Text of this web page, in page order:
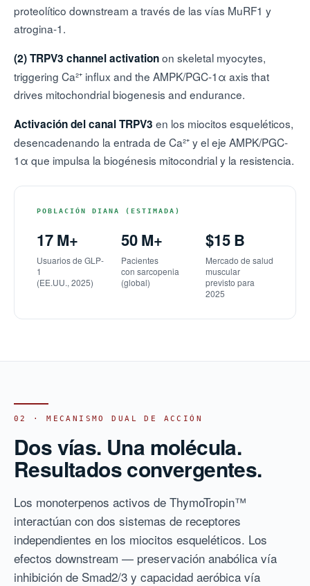
proteolítico downstream a través de las vías MuRF1 y
atrogina-1.
(2)TRPV3 channel activationon skeletal myocytes,
triggering Ca²⁺ influx and the AMPK/PGC-1α axis that
drives mitochondrial biogenesis and endurance.
Activación del canal TRPV3 en los miocitos esqueléticos,
desencadenando la entrada de Ca²⁺ y el eje AMPK/PGC-
1α que impulsa la biogénesis mitocondrial y la resistencia.
POBLACIÓN DIANA (ESTIMADA)
17 M+
Usuarios de GLP-
1
(EE.UU., 2025)
50 M+
Pacientes
con sarcopenia
(global)
$15 B
Mercado de salud
muscular
previsto para
2025
02 · MECANISMO DUAL DE ACCIÓN
Dos vías. Una molécula.
Resultados convergentes.
Los monoterpenos activos de ThymoTropin™
interactúan con dos sistemas de receptores
independientes en los miocitos esqueléticos. Los
efectos downstream — preservación anabólica vía
inhibición de Smad2/3 y capacidad aeróbica vía